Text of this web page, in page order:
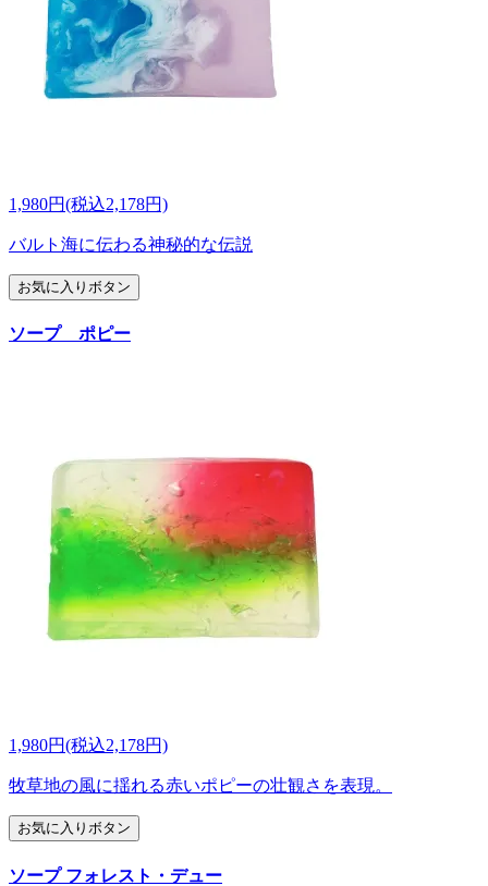
1,980円(税込2,178円)
バルト海に伝わる神秘的な伝説
お気に入りボタン
ソープ ポピー
1,980円(税込2,178円)
牧草地の風に揺れる赤いポピーの壮観さを表現。
お気に入りボタン
ソープ フォレスト・デュー